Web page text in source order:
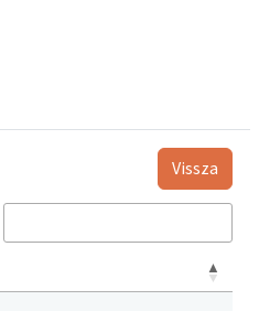
Vissza